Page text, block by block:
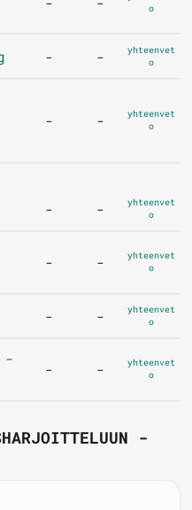
o
- -
yhteenvet
o
- -
yhteenvet
o
- -
yhteenvet
o
- -
yhteenvet
o
- -
yhteenvet
o
-
- -
yhteenvet
o
-